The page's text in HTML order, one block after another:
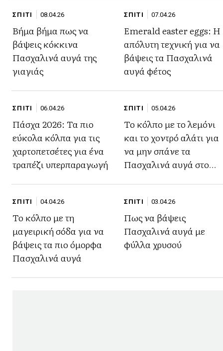
ΣΠΙΤΙ 08.04.26
Βήμα βήμα πως να
βάψεις κόκκινα
Πασχαλινά αυγά της
γιαγιάς
ΣΠΙΤΙ 07.04.26
Emerald easter eggs: Η
απόλυτη τεχνική για να
βάψεις τα Πασχαλινά
αυγά φέτος
ΣΠΙΤΙ 06.04.26
Πάσχα 2026: Τα πιο
εύκολα κόλπα για τις
χαρτοπετσέτες για ένα
τραπέζι υπερπαραγωγή
ΣΠΙΤΙ 05.04.26
Το κόλπο με το λεμόνι
και το χοντρό αλάτι για
να μην σπάνε τα
Πασχαλινά αυγά στο
ΣΠΙΤΙ 04.04.26
Το κόλπο με τη
μαγειρική σόδα για να
βάψεις τα πιο όμορφα
Πασχαλινά αυγά
ΣΠΙΤΙ 03.04.26
Πως να βάψεις
Πασχαλινά αυγά με
φύλλα χρυσού